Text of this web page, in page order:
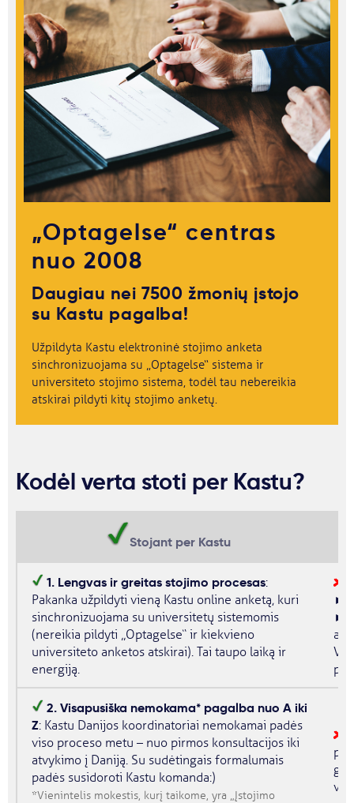
„Optagelse“ centras
nuo 2008
Daugiau nei 7500 žmonių įstojo
su Kastu pagalba!
Užpildyta Kastu elektroninė stojimo anketa
sinchronizuojama su „Optagelse“ sistema ir
universiteto stojimo sistema, todėl tau nebereikia
atskirai pildyti kitų stojimo anketų.
Kodėl verta stoti per Kastu?
Stojant per Kastu
1. Lengvas ir greitas stojimo procesas:
Pakanka užpildyti vieną Kastu online anketą, kuri
sinchronizuojama su universitetų sistemomis
(nereikia pildyti „Optagelse“ ir kiekvieno
universiteto anketos atskirai). Tai taupo laiką ir
energiją.
►
►
2. Visapusiška nemokama* pagalba nuo A iki
Z: Kastu Danijos koordinatoriai nemokamai padės
viso proceso metu – nuo pirmos konsultacijos iki
atvykimo į Daniją. Su sudėtingais formalumais
padės susidoroti Kastu komanda:)
*Vienintelis mokestis, kurį taikome, yra „Įstojimo